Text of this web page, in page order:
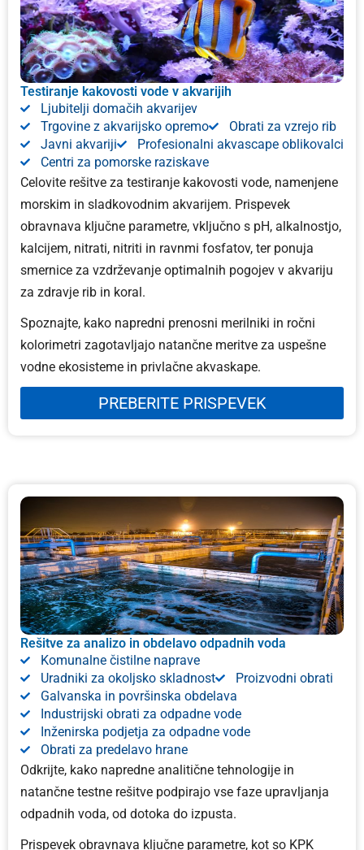
Testiranje kakovosti vode v akvarijih
Ljubitelji domačih akvarijev
Trgovine z akvarijsko opremo
Obrati za vzrejo rib
Javni akvariji
Profesionalni akvascape oblikovalci
Centri za pomorske raziskave
Celovite rešitve za testiranje kakovosti vode, namenjene
morskim in sladkovodnim akvarijem. Prispevek
obravnava ključne parametre, vključno s pH, alkalnostjo,
kalcijem, nitrati, nitriti in ravnmi fosfatov, ter ponuja
smernice za vzdrževanje optimalnih pogojev v akvariju
za zdravje rib in koral.
Spoznajte, kako napredni prenosni merilniki in ročni
kolorimetri zagotavljajo natančne meritve za uspešne
vodne ekosisteme in privlačne akvaskape.
PREBERITE PRISPEVEK
Rešitve za analizo in obdelavo odpadnih voda
Komunalne čistilne naprave
Uradniki za okoljsko skladnost
Proizvodni obrati
Galvanska in površinska obdelava
Industrijski obrati za odpadne vode
Inženirska podjetja za odpadne vode
Obrati za predelavo hrane
Odkrijte, kako napredne analitične tehnologije in
natančne testne rešitve podpirajo vse faze upravljanja
odpadnih voda, od dotoka do izpusta.
Prispevek obravnava ključne parametre, kot so KPK